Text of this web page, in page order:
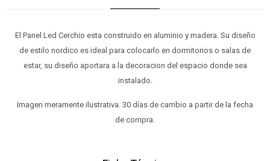
El Panel Led Cerchio esta construido en aluminio y madera. Su diseño
de estilo nordico es ideal para colocarlo en dormitorios o salas de
estar, su diseño aportara a la decoracion del espacio donde sea
instalado.
Imagen meramente ilustrativa. 30 días de cambio a partir de la fecha
de compra.